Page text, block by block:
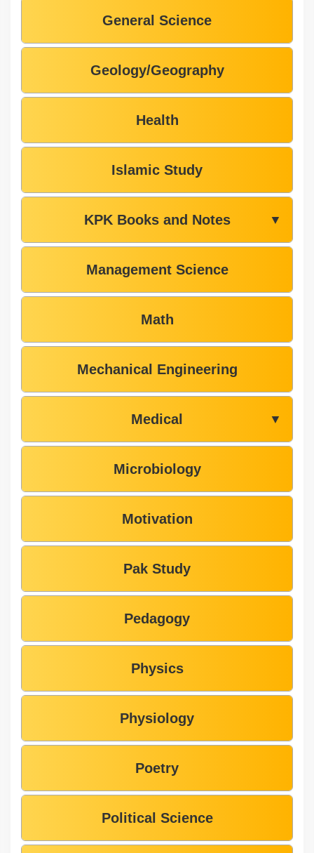
General Science
Geology/Geography
Health
Islamic Study
KPK Books and Notes ▼
Management Science
Math
Mechanical Engineering
Medical ▼
Microbiology
Motivation
Pak Study
Pedagogy
Physics
Physiology
Poetry
Political Science